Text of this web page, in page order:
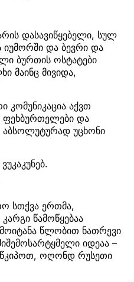
დასავიწყებელი, სულ
და ბევრი და
ბურთის ოსტატები
მაინც მივიდა,
კომუნიკაცია აქვთ
ფეხბურთელები და
აბსოლუტურად უცხონი
სთქვა ერთმა,
წამოწყებაა
წლობით ნათრევი
იდეაა –
ოღონდ რუსეთი